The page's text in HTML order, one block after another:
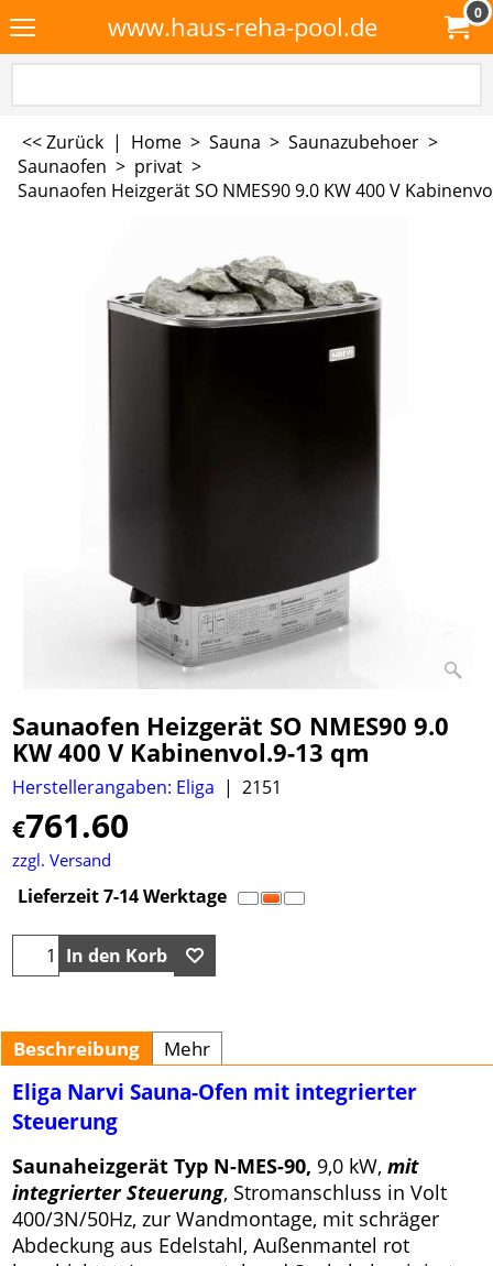
www.haus-reha-pool.de 0
<< Zurück | Home > Sauna > Saunazubehoer >
Saunaofen > privat >
Saunaofen Heizgerät SO NMES90 9.0 KW 400 V
Saunaofen Heizgerät SO NMES90 9.0
KW 400 V Kabinenvol.9-13 qm
Herstellerangaben: Eliga 2151
€761.60
zzgl. Versand
Lieferzeit 7-14 Werktage
In den Korb
Beschreibung Mehr
Eliga Narvi Sauna-Ofen mit integrierter
Steuerung
Saunaheizgerät Typ N-MES-90, 9,0 kW, mit
integrierter Steuerung, Stromanschluss in Volt
400/3N/50Hz, zur Wandmontage, mit schräger
Abdeckung aus Edelstahl, Außenmantel rot